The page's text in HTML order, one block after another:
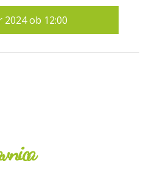
2024ob 12:00